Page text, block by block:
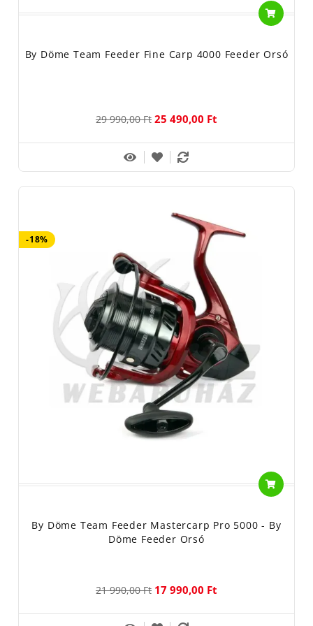
By Döme Team Feeder Fine Carp 4000 Feeder Orsó
29 990,00 Ft 25 490,00 Ft
-18%
By Döme Team Feeder Mastercarp Pro 5000 - By
Döme Feeder Orsó
21 990,00 Ft 17 990,00 Ft